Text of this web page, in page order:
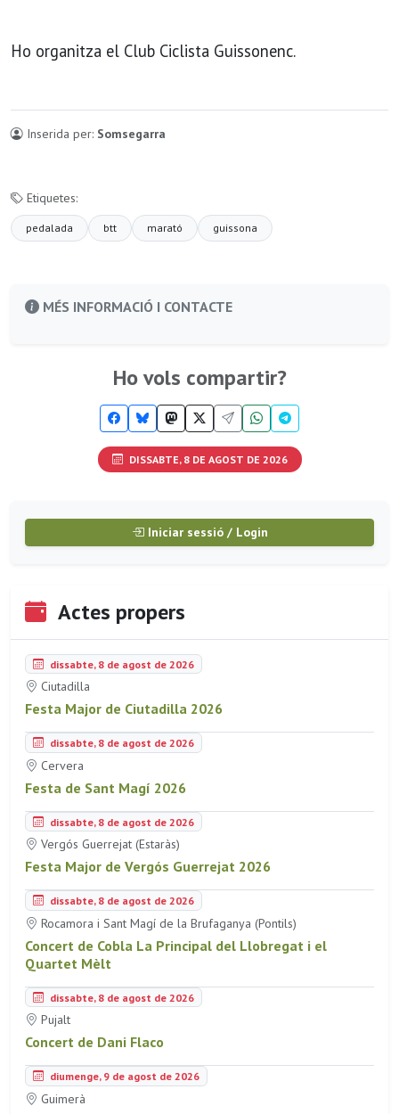
Ho organitza el Club Ciclista Guissonenc.
Inserida per: Somsegarra
Etiquetes:
pedalada btt marató guissona
MÉS INFORMACIÓ I CONTACTE
Ho vols compartir?
DISSABTE, 8 DE AGOST DE 2026
Iniciar sessió / Login
Actes propers
dissabte, 8 de agost de 2026
Ciutadilla
Festa Major de Ciutadilla 2026
dissabte, 8 de agost de 2026
Cervera
Festa de Sant Magí 2026
dissabte, 8 de agost de 2026
Vergós Guerrejat (Estaràs)
Festa Major de Vergós Guerrejat 2026
dissabte, 8 de agost de 2026
Rocamora i Sant Magí de la Brufaganya (Pontils)
Concert de Cobla La Principal del Llobregat i el
Quartet Mèlt
dissabte, 8 de agost de 2026
Pujalt
Concert de Dani Flaco
diumenge, 9 de agost de 2026
Guimerà